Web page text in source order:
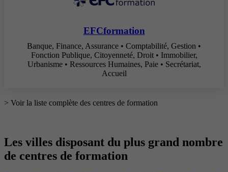
EFCformation
Banque, Finance, Assurance • Comptabilité, Gestion •
Fonction Publique, Citoyenneté, Droit • Immobilier,
Urbanisme • Ressources Humaines, Paie • Secrétariat,
Accueil
> Voir la liste complète des centres de formation
Les villes disposant du plus grand nombre
de centres de formation​